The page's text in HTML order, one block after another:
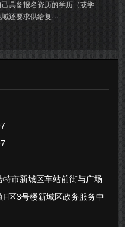
己具备报名资历的学历（或学
还要求供给复···
市新城区车站前街与广场
区3号楼新城区政务服务中